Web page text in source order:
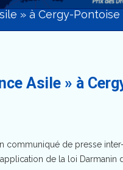
» à Cergy-Pontoise
Asile » à
de presse
de la loi Darmanin